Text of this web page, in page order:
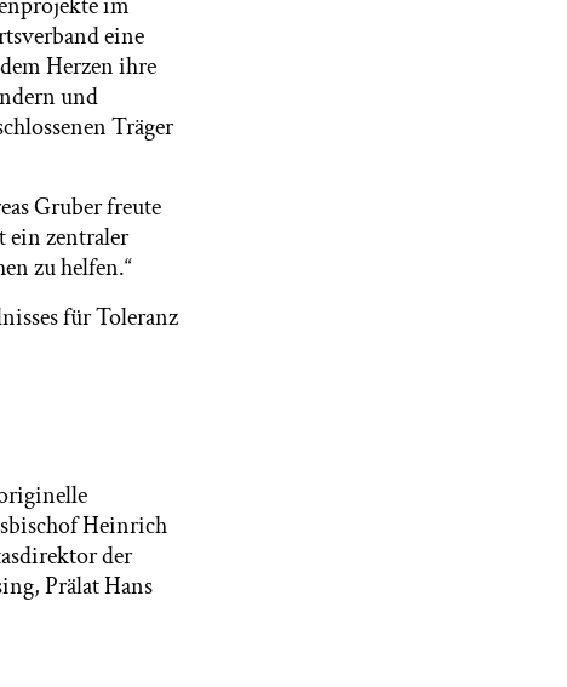
eine
Herzen ihre
und
Träger
Gruber freute
ein zentraler
zu helfen.“
für Toleranz
Heinrich
der
Prälat Hans